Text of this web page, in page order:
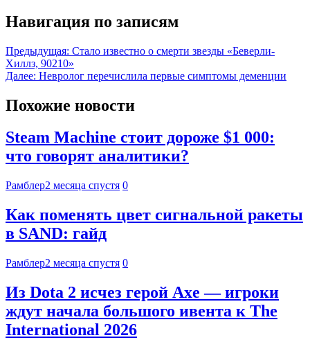
Навигация по записям
Предыдущая: Стало известно о смерти звезды «Беверли-
Хиллз, 90210»
Далее: Невролог перечислила первые симптомы деменции
Похожие новости
Steam Machine стоит дороже $1 000:
что говорят аналитики?
Рамблер2 месяца спустя 0
Как поменять цвет сигнальной ракеты
в SAND: гайд
Рамблер2 месяца спустя 0
Из Dota 2 исчез герой Axe — игроки
ждут начала большого ивента к The
International 2026